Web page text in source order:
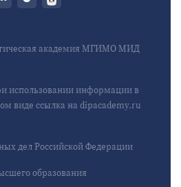
академия МГИМО МИД
использовании информации в
виде ссылка на dipacademy.ru
дел Российской Федерации
образования